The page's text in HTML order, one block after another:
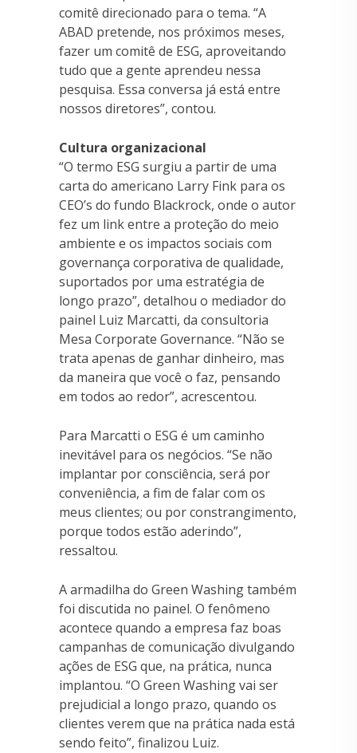
comitê direcionado para o tema. “A
ABAD pretende, nos próximos meses,
fazer um comitê de ESG, aproveitando
tudo que a gente aprendeu nessa
pesquisa. Essa conversa já está entre
nossos diretores”, contou.
Cultura organizacional
“O termo ESG surgiu a partir de uma
carta do americano Larry Fink para os
CEO’s do fundo Blackrock, onde o autor
fez um link entre a proteção do meio
ambiente e os impactos sociais com
governança corporativa de qualidade,
suportados por uma estratégia de
longo prazo”, detalhou o mediador do
painel Luiz Marcatti, da consultoria
Mesa Corporate Governance. “Não se
trata apenas de ganhar dinheiro, mas
da maneira que você o faz, pensando
em todos ao redor”, acrescentou.
Para Marcatti o ESG é um caminho
inevitável para os negócios. “Se não
implantar por consciência, será por
conveniência, a fim de falar com os
meus clientes; ou por constrangimento,
porque todos estão aderindo”,
ressaltou.
A armadilha do Green Washing também
foi discutida no painel. O fenômeno
acontece quando a empresa faz boas
campanhas de comunicação divulgando
ações de ESG que, na prática, nunca
implantou. “O Green Washing vai ser
prejudicial a longo prazo, quando os
clientes verem que na prática nada está
sendo feito”, finalizou Luiz.